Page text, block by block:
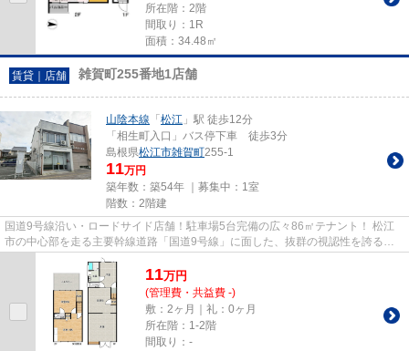
所在階：2階
間取り：1R
面積：34.48㎡
賃貸｜店舗 雑賀町255番地1店舗
山陰本線 「 松江 」駅 徒歩12分
「相生町入口」バス停下車 徒歩3分
島根県松江市雑賀町255-1
11万円
築年数：築54年 ｜募集中： 1室
階数：2階建
国道9号線沿い・ロードサイド店舗！駐車場5台完備の広々86㎡テナント！ 松江
市の中心部を走る主要幹線道路「国道9号線」に面した、抜群の視認性を誇るロ
ードサイドテナントです～ 敷地...
11万円
(管理費・共益費 -)
敷：2ヶ月｜礼：0ヶ月
所在階：1-2階
間取り：-